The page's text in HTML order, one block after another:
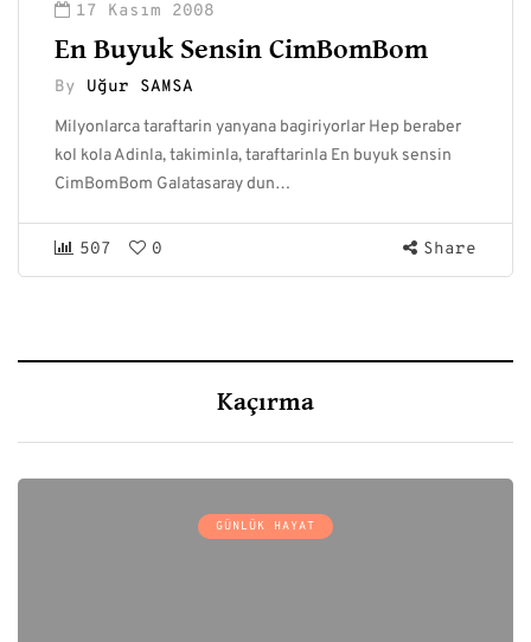
17 Kasım 2008
En Buyuk Sensin CimBomBom
By Uğur SAMSA
Milyonlarca taraftarin yanyana bagiriyorlar Hep beraber
kol kola Adinla, takiminla, taraftarinla En buyuk sensin
CimBomBom Galatasaray dun…
507 0 Share
Kaçırma
GÜNLÜK HAYAT